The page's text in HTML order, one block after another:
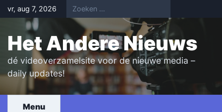
Skip
to
content
vr, aug 7, 2026
Het Andere Nieuws
dé videoverzamelsite voor de nieuwe media –
daily updates!
Menu